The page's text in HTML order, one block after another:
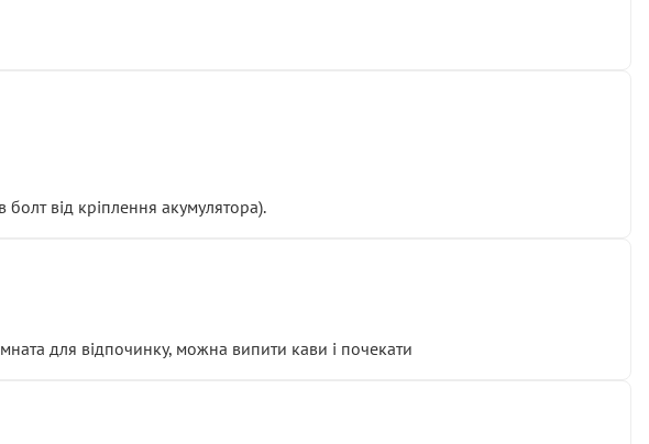
від кріплення акумулятора).
для відпочинку, можна випити кави і почекати